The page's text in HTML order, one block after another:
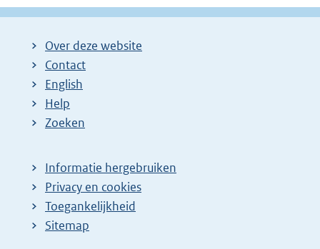
Over deze website
Contact
English
Help
Zoeken
Informatie hergebruiken
Privacy en cookies
Toegankelijkheid
Sitemap